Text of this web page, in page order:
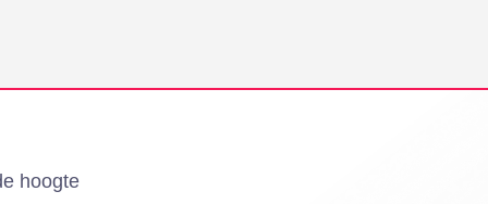
hoogte